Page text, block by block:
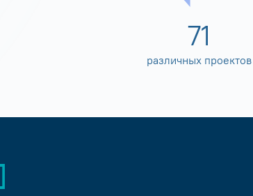
80
различных проектов